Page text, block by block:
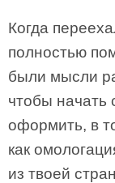
Когда
полностью
были мысли
чтобы начать
оформить, в
как
из твоей